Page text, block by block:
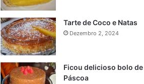
Tarte de Coco e Natas
Dezembro 2, 2024
Ficou delicioso bolo de
Páscoa